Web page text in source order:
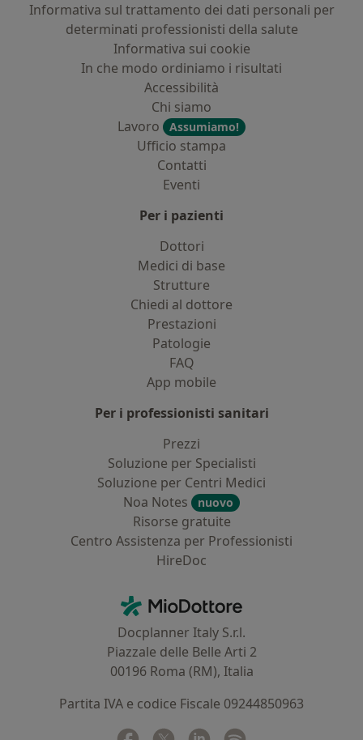
Informativa sul trattamento dei dati personali per
determinati professionisti della salute
Informativa sui cookie
In che modo ordiniamo i risultati
Accessibilità
Chi siamo
Lavoro
Assumiamo!
Ufficio stampa
Contatti
Eventi
Per i pazienti
Dottori
Medici di base
Strutture
Chiedi al dottore
Prestazioni
Patologie
FAQ
App mobile
Per i professionisti sanitari
Prezzi
Soluzione per Specialisti
Soluzione per Centri Medici
Noa Notes
nuovo
Risorse gratuite
Centro Assistenza per Professionisti
HireDoc
MioDottore - Homepage
Docplanner Italy S.r.l.
Piazzale delle Belle Arti 2
00196 Roma (RM), Italia
Partita IVA e codice Fiscale 09244850963
Facebook
si apre in una nuova scheda
Twitter
si apre in una nuova scheda
Linkedin
si apre in una nuova